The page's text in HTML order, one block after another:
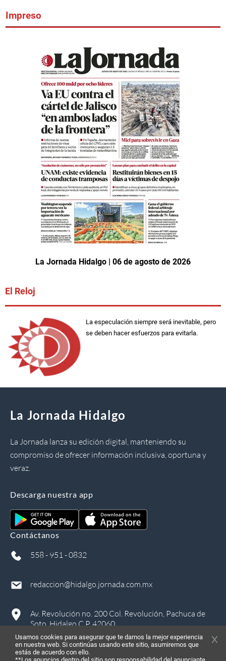
Impreso
La Jornada Hidalgo | 06 de agosto de 2026
El Reloj
La especulación siempre será inevitable, pero
se deben hacer esfuerzos para evitarla.
La Jornada Hidalgo
La Jornada lanza su edición digital, manteniendo su
compromiso de ofrecer información inclusiva, oportuna y
veraz.
Descarga nuestra app
Contáctanos
558 - 951 - 0832
redaccion@hidalgo.jornada.com.mx
Av. Revolución no. 200 Col. Revolución, Pachuca de
Soto, Hidalgo C.P. 42060
Usamos cookies para asegurar que te damos la mejor experiencia
en nuestra web. Si continúas usando este sitio, asumiremos que
estás de acuerdo con ello.